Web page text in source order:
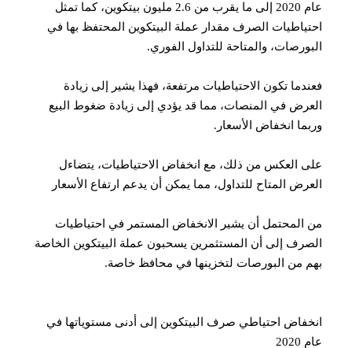
عام 2020 إلى ما يقرب من 2.6 مليون بيتكوين، كما تمثل
احتياطيات الصرف مقدار عملة البيتكوين المحتفظ بها في
البورصات، والمتاحة للتداول الفوري.
فعندما تكون الاحتياطيات مرتفعة، فهذا يشير إلى زيادة
العرض في المنصات، مما قد يؤدي إلى زيادة ضغوط البيع
وربما انخفاض الأسعار.
على العكس من ذلك، مع انخفاض الاحتياطيات، يتضاءل
العرض المتاح للتداول، مما يمكن أن يدعم ارتفاع الأسعار
من المحتمل أن يشير الانخفاض المستمر في احتياطيات
الصرف إلى أن المستثمرين يسحبون عملة البيتكوين الخاصة
بهم من البورصات لتخزينها في محافظ خاصة.
انخفاض احتياطي صرف البيتكوين إلى أدنى مستوياتها في
عام 2020